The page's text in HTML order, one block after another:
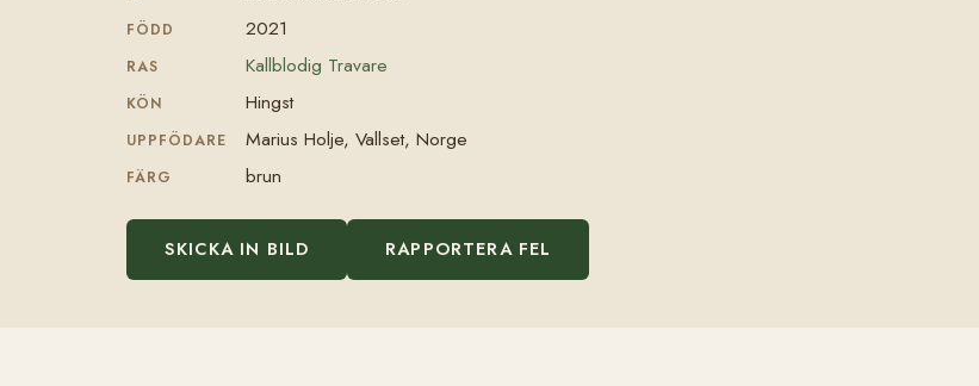
FÖDD 2021
RAS Kallblodig Travare
KÖN Hingst
UPPFÖDARE Marius Holje, Vallset, Norge
FÄRG brun
SKICKA IN BILD RAPPORTERA FEL